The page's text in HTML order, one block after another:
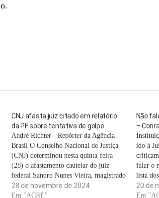
CNJ afasta juiz citado em relatório
da PF sobre tentativa de golpe
André Richter - Repórter da Agência
Brasil O Conselho Nacional de Justiça
(CNJ) determinou nesta quinta-feira
(28) o afastamento cautelar do juiz
federal Sandro Nunes Vieira, magistrado
citado no relatório da Polícia Federal
(PF) que indiciou o ex-presidente Jair
28 de novembro de 2024
Em "ACRE"
Não
–
ido à
falar o
lista
a
mortes.
20 de
Em